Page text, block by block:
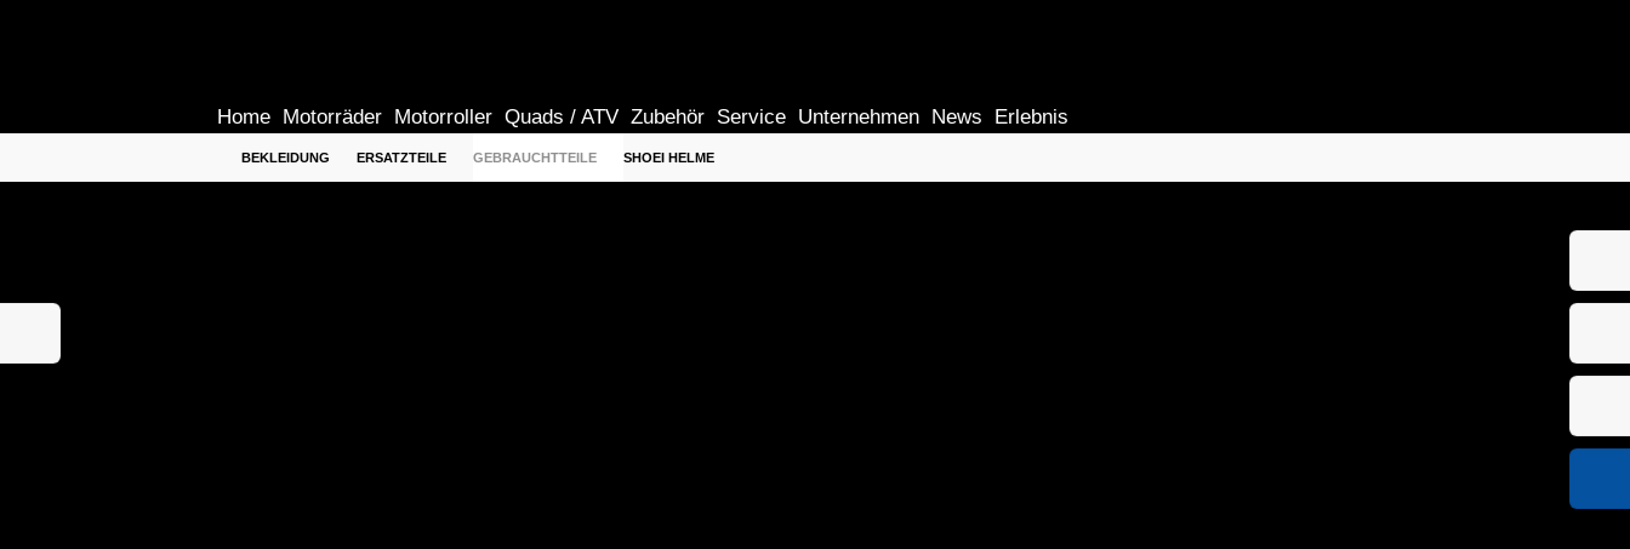
Home Motorräder Motorroller Quads / ATV Zubehör Service Unternehmen News Erlebnis
BEKLEIDUNG ERSATZTEILE GEBRAUCHTTEILE SHOEI HELME